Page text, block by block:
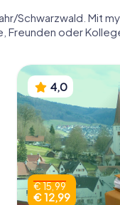
Schwarzwald. Mit
Freunden oder
4,0
€ 15,99
€ 12,99